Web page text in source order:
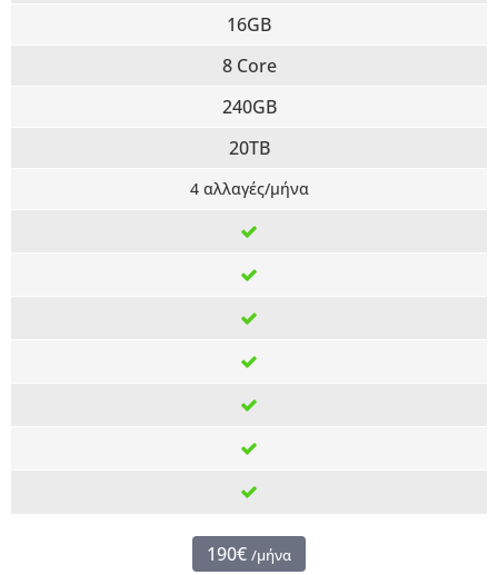
16GB
8 Core
240GB
20TB
4 αλλαγές/μήνα
190€ /μήνα